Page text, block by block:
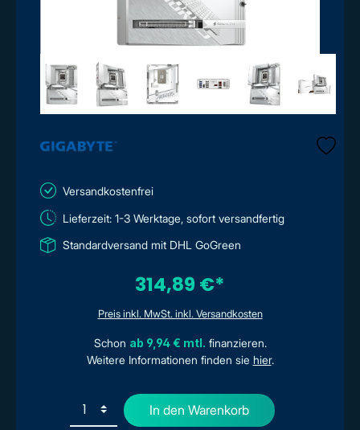
Versandkostenfrei
Lieferzeit: 1-3 Werktage, sofort versandfertig
Standardversand mit DHL GoGreen
314,89 €*
Preis inkl. MwSt. inkl. Versandkosten
Schon ab 9,94 € mtl. finanzieren.
Weitere Informationen finden sie hier.
In den Warenkorb